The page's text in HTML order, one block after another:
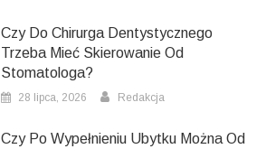
Czy Do Chirurga Dentystycznego
Trzeba Mieć Skierowanie Od
Stomatologa?
28 lipca, 2026 Redakcja
Czy Po Wypełnieniu Ubytku Można Od